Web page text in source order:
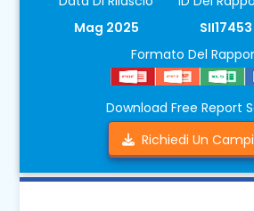
Mag 2025
SII17453
Formato Del
Download Free Report
Richiedi Un